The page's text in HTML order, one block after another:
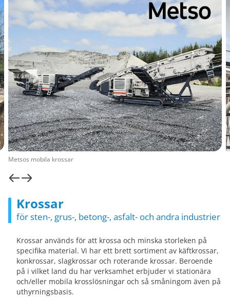
Krossar
för sten-, grus-, betong-, asfalt- och andra industrier
Krossar används för att krossa och minska storleken på
specifika material. Vi har ett brett sortiment av käftkrossar,
konkrossar, slagkrossar och roterande krossar. Beroende
på i vilket land du har verksamhet erbjuder vi stationära
och/eller mobila krosslösningar och så småningom även på
uthyrningsbasis.
Metsos mobila krossar